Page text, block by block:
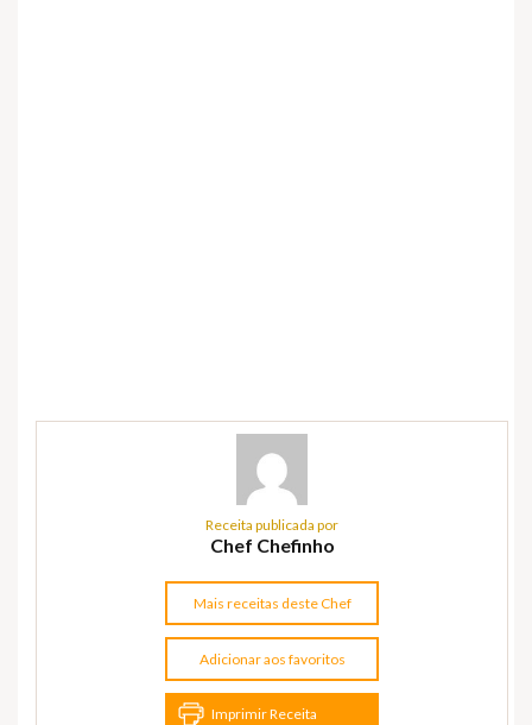
Receita publicada por
Chef Chefinho
Mais receitas deste Chef
Adicionar aos favoritos
Imprimir Receita